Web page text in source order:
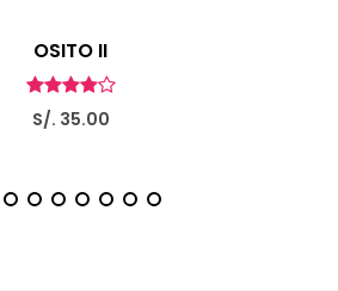
OSITO II
S/. 35.00